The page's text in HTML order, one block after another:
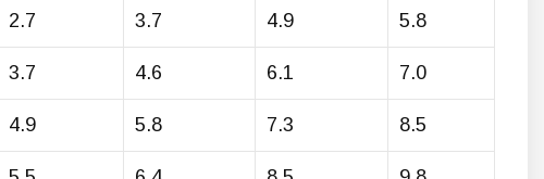
2.7 3.7 4.9 5.8
3.7 4.6 6.1 7.0
4.9 5.8 7.3 8.5